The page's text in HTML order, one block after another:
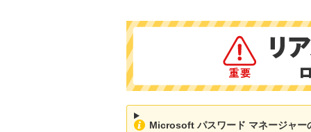
Microsoft パスワード マネージャー